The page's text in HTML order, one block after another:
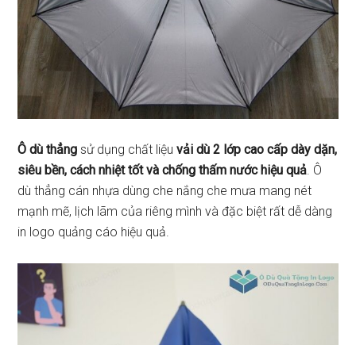
Ô dù thẳngsử dụng chất liệuvải dù 2 lớp cao cấp dày dặn,
siêu bền, cách nhiệt tốt và chống thấm nước hiệu quả. Ô
dù thẳng cán nhựa dùng che nắng che mưa mang nét
mạnh mẽ, lịch lãm của riêng mình và đặc biệt rất dễ dàng
in logo quảng cáo hiệu quả.